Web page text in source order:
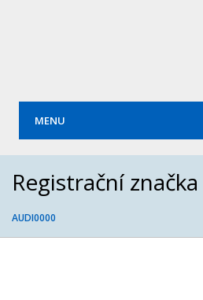
MENU
Registrační značka
AUDI0000